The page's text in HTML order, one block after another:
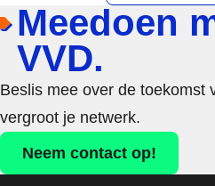
Meedoen
VVD.
Beslis mee over de toekomst
vergroot je netwerk.
Neem contact op!